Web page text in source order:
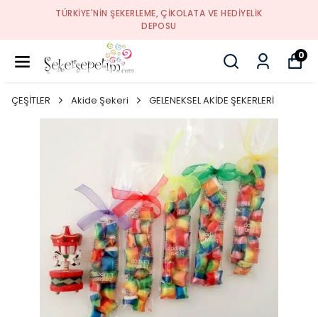
TÜRKIYE'NIN ŞEKERLEME, ÇIKOLATA VE HEDIYELIK
DEPOSU
0
ÇEŞİTLER Akide Şekeri GELENEKSEL AKİDE ŞEKERLERİ